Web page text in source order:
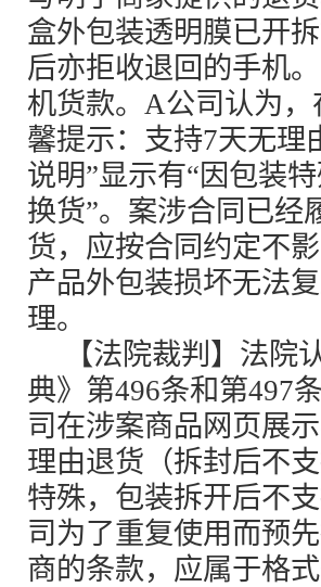
盒外包装透明膜已开
后亦拒收退回的手机
机货款。A公司认为
馨提示：支持7天无理
说明”显示有“因包装
换货”。案涉合同已经
货，应按合同约定不
产品外包装损坏无法
理。
【法院裁判】法院
典》第496条和第497
司在涉案商品网页展
理由退货（拆封后不
特殊，包装拆开后不
司为了重复使用而预
商的条款，应属于格